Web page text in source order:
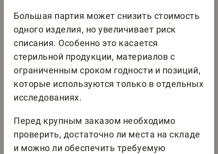
Большая партия может снизить стоимость
одного изделия, но увеличивает риск
списания. Особенно это касается
стерильной продукции, материалов с
ограниченным сроком годности и позиций,
которые используются только в отдельных
исследованиях.
Перед крупным заказом необходимо
проверить, достаточно ли места на складе
и можно ли обеспечить требуемую